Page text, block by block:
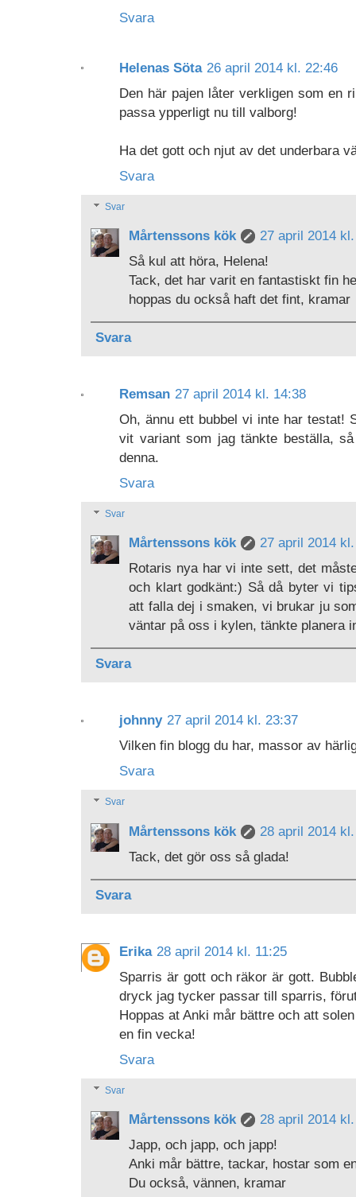
Svara
Helenas Söta 26 april 2014 kl. 22:46
Den här pajen låter verkligen som en
passa ypperligt nu till valborg!
Ha det gott och njut av det underbara
Svara
Svar
Mårtenssons kök
27 april 2014
Så kul att höra, Helena!
Tack, det har varit en fantastiskt fin
hoppas du också haft det fint, kramar
Svara
Remsan 27 april 2014 kl. 14:38
Oh, ännu ett bubbel vi inte har testat!
vit variant som jag tänkte beställa,
denna.
Svara
Svar
Mårtenssons kök
27 april 2014
Rotaris nya har vi inte sett, det
och klart godkänt:) Så då byter vi
att falla dej i smaken, vi brukar ju
väntar på oss i kylen, tänkte planera
Svara
johnny 27 april 2014 kl. 23:37
Vilken fin blogg du har, massor av
Svara
Svar
Mårtenssons kök
28 april 2014
Tack, det gör oss så glada!
Svara
Erika 28 april 2014 kl. 11:25
Sparris är gott och räkor är gott.
dryck jag tycker passar till sparris,
Hoppas at Anki mår bättre och att
en fin vecka!
Svara
Svar
Mårtenssons kök
28 april 2014
Japp, och japp, och japp!
Anki mår bättre, tackar, hostar som
Du också, vännen, kramar